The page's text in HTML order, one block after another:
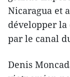
Nicaragua et
développer
par le canal
Denis